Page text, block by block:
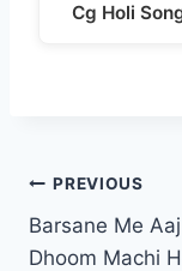
Cg Holi
Post
PREVIOUS
Barsane Me Aaj
Dhoom Machi